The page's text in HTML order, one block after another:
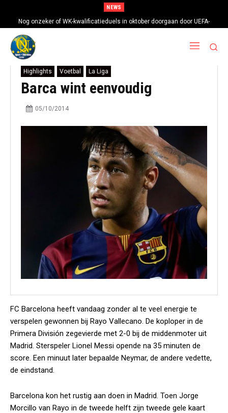
NEWS
Nog onzeker of WK-kwalificatieduels in oktober doorgaan door UEFA-
boycot
Highlights Voetbal La Liga
Barca wint eenvoudig
05/10/2014
FC Barcelona heeft vandaag zonder al te veel energie te
verspelen gewonnen bij Rayo Vallecano. De koploper in de
Primera División zegevierde met 2-0 bij de middenmoter uit
Madrid. Sterspeler Lionel Messi opende na 35 minuten de
score. Een minuut later bepaalde Neymar, de andere vedette,
de eindstand.
Barcelona kon het rustig aan doen in Madrid. Toen Jorge
Morcillo van Rayo in de tweede helft zijn tweede gele kaart